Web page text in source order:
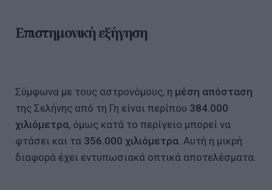
Επιστημονική εξήγηση
Σύμφωνα με τους αστρονόμους, η μέση απόσταση
της Σελήνης από τη Γη είναι περίπου 384.000
χιλιόμετρα, όμως κατά το περίγειο μπορεί να
φτάσει και τα 356.000 χιλιόμετρα . Αυτή η μικρή
διαφορά έχει εντυπωσιακά οπτικά αποτελέσματα.